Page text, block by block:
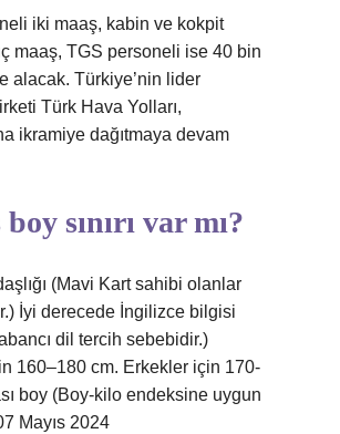
iki maaş, kabin ve kokpit
maaş, TGS personeli ise 40 bin
alacak. Türkiye’nin lider
Türk Hava Yolları,
ikramiye dağıtmaya devam
sınırı var mı?
(Mavi Kart sahibi olanlar
İyi derecede İngilizce bilgisi
dil tercih sebebidir.)
160–180 cm. Erkekler için 170-
boy (Boy-kilo endeksine uygun
Mayıs 2024